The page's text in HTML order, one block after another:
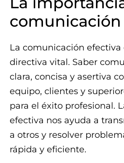
La comunicación
directiva vital. Saber
clara, concisa y asertiva
equipo, clientes y
para el éxito profesional.
efectiva nos ayuda a
a otros y resolver
rápida y eficiente.